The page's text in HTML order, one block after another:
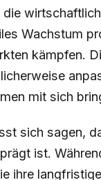
Wachstum
kämpfen.
mit sich
sich sagen,
ist.
ihre